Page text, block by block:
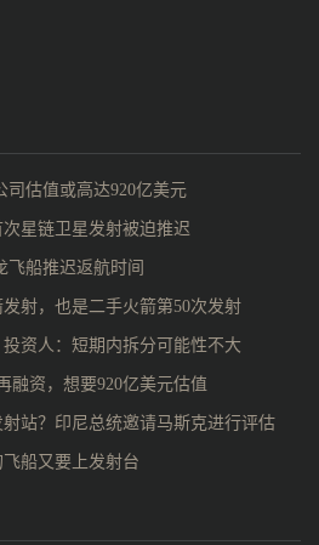
司估值或高达920亿美元
星链卫星发射被迫推迟
飞船推迟返航时间
发射，也是二手火箭第50次发射
投资人：短期内拆分可能性不大
融资，想要920亿美元估值
射站？印尼总统邀请马斯克进行评估
飞船又要上发射台